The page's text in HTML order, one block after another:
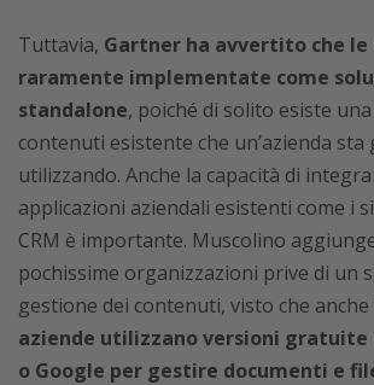
Tuttavia, Gartner ha avvertito che le
raramente implementate come
standalone, poiché di solito esiste
contenuti esistente che un’azienda sta
utilizzando. Anche la capacità di
applicazioni aziendali esistenti come i
CRM è importante. Muscolino
pochissime organizzazioni prive di un
gestione dei contenuti, visto che anche
aziende utilizzano versioni gratuite
o Google per gestire documenti e